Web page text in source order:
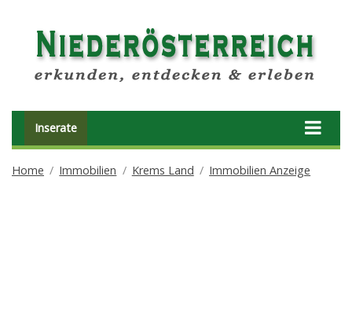
Inserate
Home Immobilien Krems Land Immobilien Anzeige